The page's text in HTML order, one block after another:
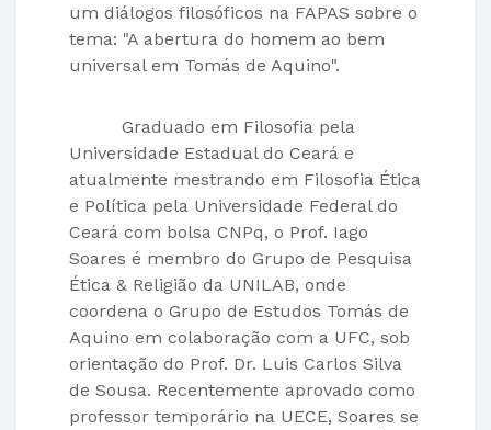
um diálogos filosóficos na FAPAS sobre o
tema: "A abertura do homem ao bem
universal em Tomás de Aquino".
Graduado em Filosofia pela
Universidade Estadual do Ceará e
atualmente mestrando em Filosofia Ética
e Política pela Universidade Federal do
Ceará com bolsa CNPq, o Prof. Iago
Soares é membro do Grupo de Pesquisa
Ética & Religião da UNILAB, onde
coordena o Grupo de Estudos Tomás de
Aquino em colaboração com a UFC, sob
orientação do Prof. Dr. Luis Carlos Silva
de Sousa. Recentemente aprovado como
professor temporário na UECE, Soares se